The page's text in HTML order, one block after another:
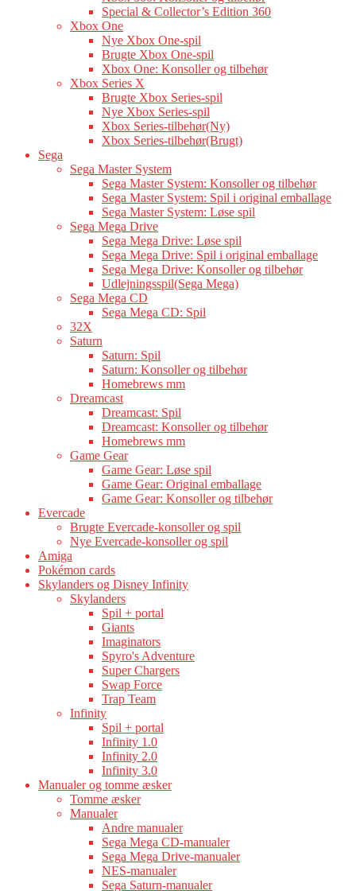
Special & Collector’s Edition 360
Xbox One
Nye Xbox One-spil
Brugte Xbox One-spil
Xbox One: Konsoller og tilbehør
Xbox Series X
Brugte Xbox Series-spil
Nye Xbox Series-spil
Xbox Series-tilbehør(Ny)
Xbox Series-tilbehør(Brugt)
Sega
Sega Master System
Sega Master System: Konsoller og tilbehør
Sega Master System: Spil i original emballage
Sega Master System: Løse spil
Sega Mega Drive
Sega Mega Drive: Løse spil
Sega Mega Drive: Spil i original emballage
Sega Mega Drive: Konsoller og tilbehør
Udlejningsspil(Sega Mega)
Sega Mega CD
Sega Mega CD: Spil
32X
Saturn
Saturn: Spil
Saturn: Konsoller og tilbehør
Homebrews mm
Dreamcast
Dreamcast: Spil
Dreamcast: Konsoller og tilbehør
Homebrews mm
Game Gear
Game Gear: Løse spil
Game Gear: Original emballage
Game Gear: Konsoller og tilbehør
Evercade
Brugte Evercade-konsoller og spil
Nye Evercade-konsoller og spil
Amiga
Pokémon cards
Skylanders og Disney Infinity
Skylanders
Spil + portal
Giants
Imaginators
Spyro's Adventure
Super Chargers
Swap Force
Trap Team
Infinity
Spil + portal
Infinity 1.0
Infinity 2.0
Infinity 3.0
Manualer og tomme æsker
Tomme æsker
Manualer
Andre manualer
Sega Mega CD-manualer
Sega Mega Drive-manualer
NES-manualer
Sega Saturn-manualer